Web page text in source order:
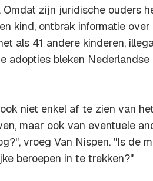
zijn juridische ouders
kind, ontbrak informatie over
als 41 andere kinderen,
adopties bleken Nederlandse
niet enkel af te zien van
maar ook van eventuele
vroeg Van Nispen. "Is de
beroepen in te trekken?"